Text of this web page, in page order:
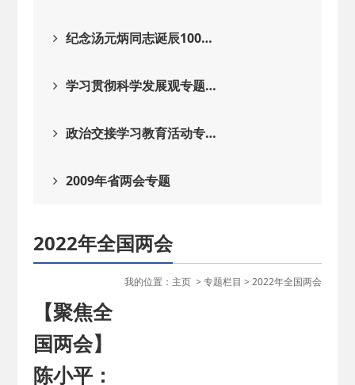
纪念汤元炳同志诞辰100…
学习贯彻科学发展观专题…
政治交接学习教育活动专…
2009年省两会专题
2022年全国两会
我的位置： 主页> 专题栏目 > 2022年全国两会
【聚焦全
国两会】
陈小平：